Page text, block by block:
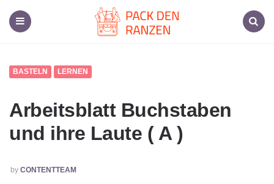
Spezialist
BASTELN LERNEN
Arbeitsblatt Buchstaben
und ihre Laute ( A )
POSTED
BY
by CONTENTTEAM